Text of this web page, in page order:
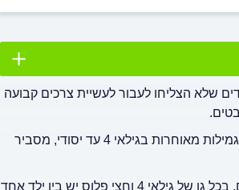
שלא הצליחו לעבור לעשיית צרכים קבועה
בפודקאסט "דוקטורס" ששודר ברדיו תל אביב, אריה יוריש, מדריך הורים שמתמחה בגמילות מאוחרות בגילאי 4 עד יסודי, מסביר
חשוב לדעת שאם הילדים שלכם חווים גמילה מאוחרת מחיתולים, הם לא חריגים. כיום, בכל גן של גילאי 4 וחצי פלוס יש בין ילד אחד